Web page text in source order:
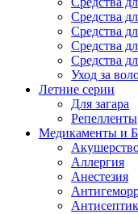
Средства
Средства
Средства
Средства
Уход за
Летние серии
Для загара
Репелленты
Медикаменты и
Аллергия
Анестезия